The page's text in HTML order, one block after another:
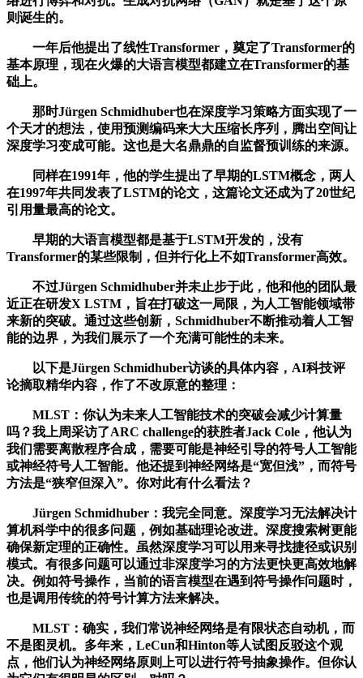
则诞生的。
一年后他提出了线性Transformer，奠定了Transformer的
基本原理，现在火爆的大语言模型都建立在Transformer的基
础上。
那时Jürgen Schmidhuber也在深度学习策略方面实现了一
个天才的想法，使用预测编码来大大压缩长序列，腾出空间让
深度学习变成可能。这也是大名鼎鼎的自监督预训练的来源。
同样在1991年，他的学生提出了早期的LSTM概念，两人
在1997年共同发表了LSTM的论文，这篇论文还成为了20世纪
引用量最高的论文。
早期的大语言模型都是基于LSTM开发的，没有
Transformer的某些限制，但并行化上不如Transformer高效。
不过Jürgen Schmidhuber并未止步于此，他和他的团队最
近正在研发X LSTM，旨在打破这一局限，为人工智能领域带
来新的突破。通过这些创新，Schmidhuber不断推动着人工智
能的边界，为我们展示了一个充满可能性的未来。
以下是Jürgen Schmidhuber访谈的具体内容，AI科技评
论摘取精华内容，作了不改原意的整理：
MLST：你认为未来人工智能技术的突破会减少计算量
吗？我上周采访了ARC challenge的获胜者Jack Cole，他认为
我们需要离散程序合成，需要可能是神经引导的符号人工智能
或神经符号人工智能。他还提到神经网络是“宽但浅”，而符号
方法是“狭窄但深入”。你对此有什么看法？
Jürgen Schmidhuber：我完全同意。深度学习无法解决计
算机科学中的很多问题，例如基础理论改进。深度搜索树更能
确保新定理的正确性。虽然深度学习可以用来寻找捷径或识别
模式。有很多问题可以通过非深度学习的方法更快更高效地解
决。例如符号操作，当前的语言模型在遇到符号操作问题时，
也是调用传统的符号计算方法来解决。
MLST：确实，我们常说神经网络是有限状态自动机，而
不是图灵机。多年来，LeCun和Hinton等人试图反驳这个观
点，他们认为神经网络原则上可以进行符号抽象操作。但你认